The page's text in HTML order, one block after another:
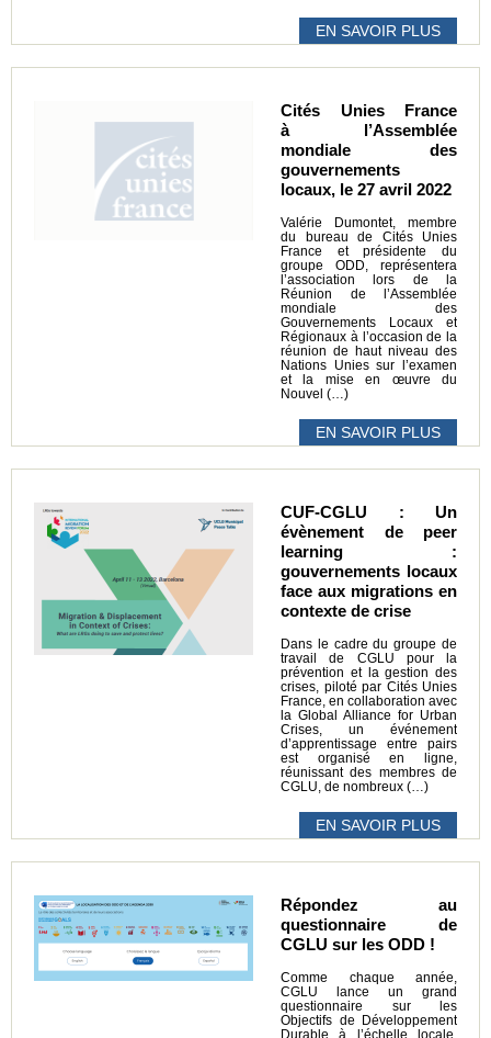
EN SAVOIR PLUS
Cités Unies France
à l’Assemblée
mondiale des
gouvernements
locaux, le 27 avril 2022
Valérie Dumontet, membre
du bureau de Cités Unies
France et présidente du
groupe ODD, représentera
l’association lors de la
Réunion de l’Assemblée
mondiale des
Gouvernements Locaux et
Régionaux à l’occasion de la
réunion de haut niveau des
Nations Unies sur l’examen
et la mise en œuvre du
Nouvel (…)
EN SAVOIR PLUS
CUF-CGLU : Un
évènement de peer
learning :
gouvernements locaux
face aux migrations en
contexte de crise
Dans le cadre du groupe de
travail de CGLU pour la
prévention et la gestion des
crises, piloté par Cités Unies
France, en collaboration avec
la Global Alliance for Urban
Crises, un événement
d’apprentissage entre pairs
est organisé en ligne,
réunissant des membres de
CGLU, de nombreux (…)
EN SAVOIR PLUS
Répondez au
questionnaire de
CGLU sur les ODD !
Comme chaque année,
CGLU lance un grand
questionnaire sur les
Objectifs de Développement
Durable à l’échelle locale.